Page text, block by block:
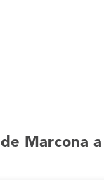
de Marcona